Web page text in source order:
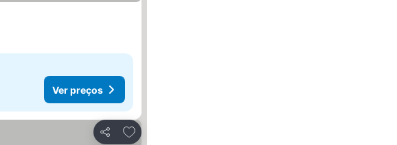
Ver preços
Partilhar
Adicionar aos favoritos